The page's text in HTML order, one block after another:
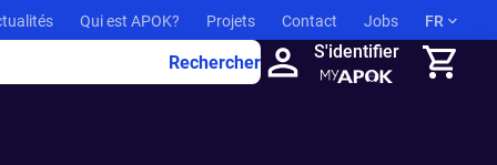
Qui est APOK? Projets Contact Jobs FR
Rechercher
S'identifier